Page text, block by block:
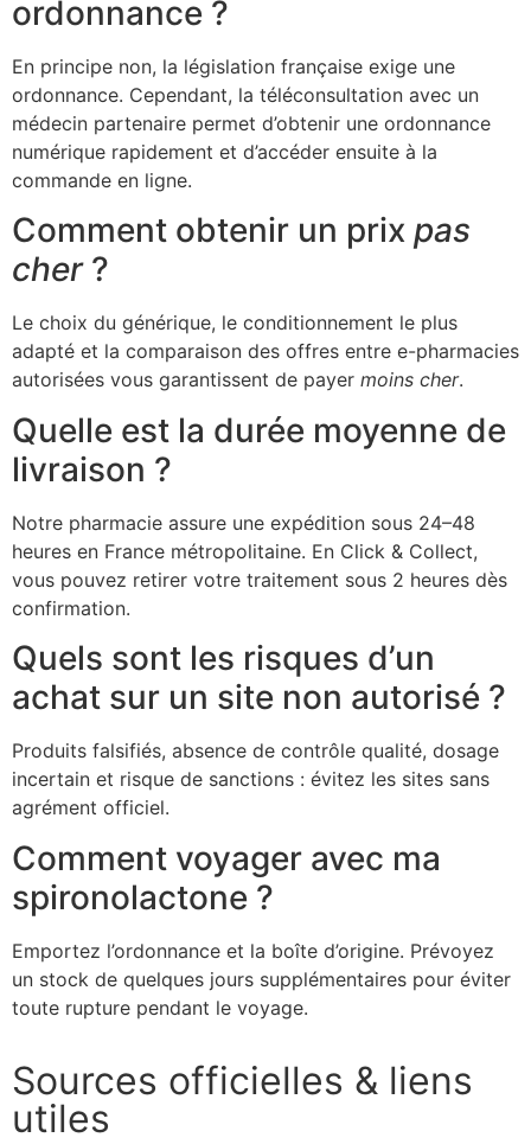
ordonnance ?
En principe non, la législation française exige une
ordonnance. Cependant, la téléconsultation avec un
médecin partenaire permet d’obtenir une ordonnance
numérique rapidement et d’accéder ensuite à la
commande en ligne.
Comment obtenir un prix pas
cher?
Le choix du générique, le conditionnement le plus
adapté et la comparaison des offres entre e-pharmacies
autorisées vous garantissent de payer moins cher.
Quelle est la durée moyenne de
livraison ?
Notre pharmacie assure une expédition sous 24–48
heures en France métropolitaine. En Click & Collect,
vous pouvez retirer votre traitement sous 2 heures dès
confirmation.
Quels sont les risques d’un
achat sur un site non autorisé ?
Produits falsifiés, absence de contrôle qualité, dosage
incertain et risque de sanctions : évitez les sites sans
agrément officiel.
Comment voyager avec ma
spironolactone ?
Emportez l’ordonnance et la boîte d’origine. Prévoyez
un stock de quelques jours supplémentaires pour éviter
toute rupture pendant le voyage.
Sources officielles & liens
utiles